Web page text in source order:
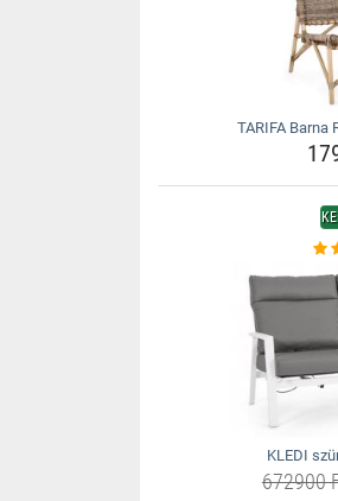
TARIFA Barna
KLEDI
672900